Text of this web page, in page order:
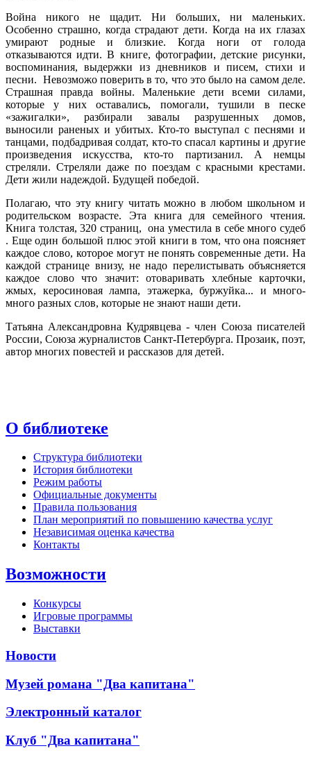
Война никого не щадит. Ни больших, ни маленьких.
Особенно страшно, когда страдают дети. Когда на их глазах
умирают родные и близкие. Когда ноги от голода
отказываются идти. В книге, фотографии, детские рисунки,
воспоминания, выдержки из дневников и писем, стихи и
песни. Невозможо поверить в то, что это было на самом деле.
Страшная правда войны. Маленькие дети всеми силами,
которые у них оставались, помогали, тушили в песке
«зажигалки», разбирали завалы разрушенных домов,
выносили раненых и убитых. Кто-то выступал с песнями и
танцами, подбадривая солдат, кто-то спасал картины и другие
произведения искусства, кто-то партизанил. А немцы
стреляли. Стреляли даже по поездам с красными крестами.
Дети жили надеждой. Будущей победой.
Полагаю, что эту книгу читать можно в любом школьном и
родительском возрасте. Эта книга для семейного чтения.
Книга толстая, 320 страниц, она уместила в себе много судеб
. Еще один большой плюс этой книги в том, что она поясняет
каждое слово, которое могут не понять современные дети. На
каждой странице внизу, не надо перелистывать объясняется
каждое слово что значит: отоваривать хлебные карточки,
жмых, керосиновая лампа, этажерка, буржуйка... и много-
много разных слов, которые не знают наши дети.
Татьяна Александровна Кудрявцева - член Союза писателей
России, Союза журналистов Санкт-Петербурга. Прозаик, поэт,
автор многих повестей и рассказов для детей.
О библиотеке
Структура библиотеки
История библиотеки
Режим работы
Официальные документы
Правила пользования
План мероприятий по повышению качества услуг
Независимая оценка качества
Контакты
Возможности
Конкурсы
Игровые программы
Выставки
Новости
Музей романа "Два капитана"
Электронный каталог
Клуб "Два капитана"